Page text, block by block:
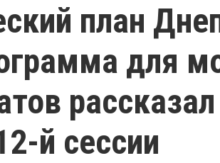
план
для
й сессии